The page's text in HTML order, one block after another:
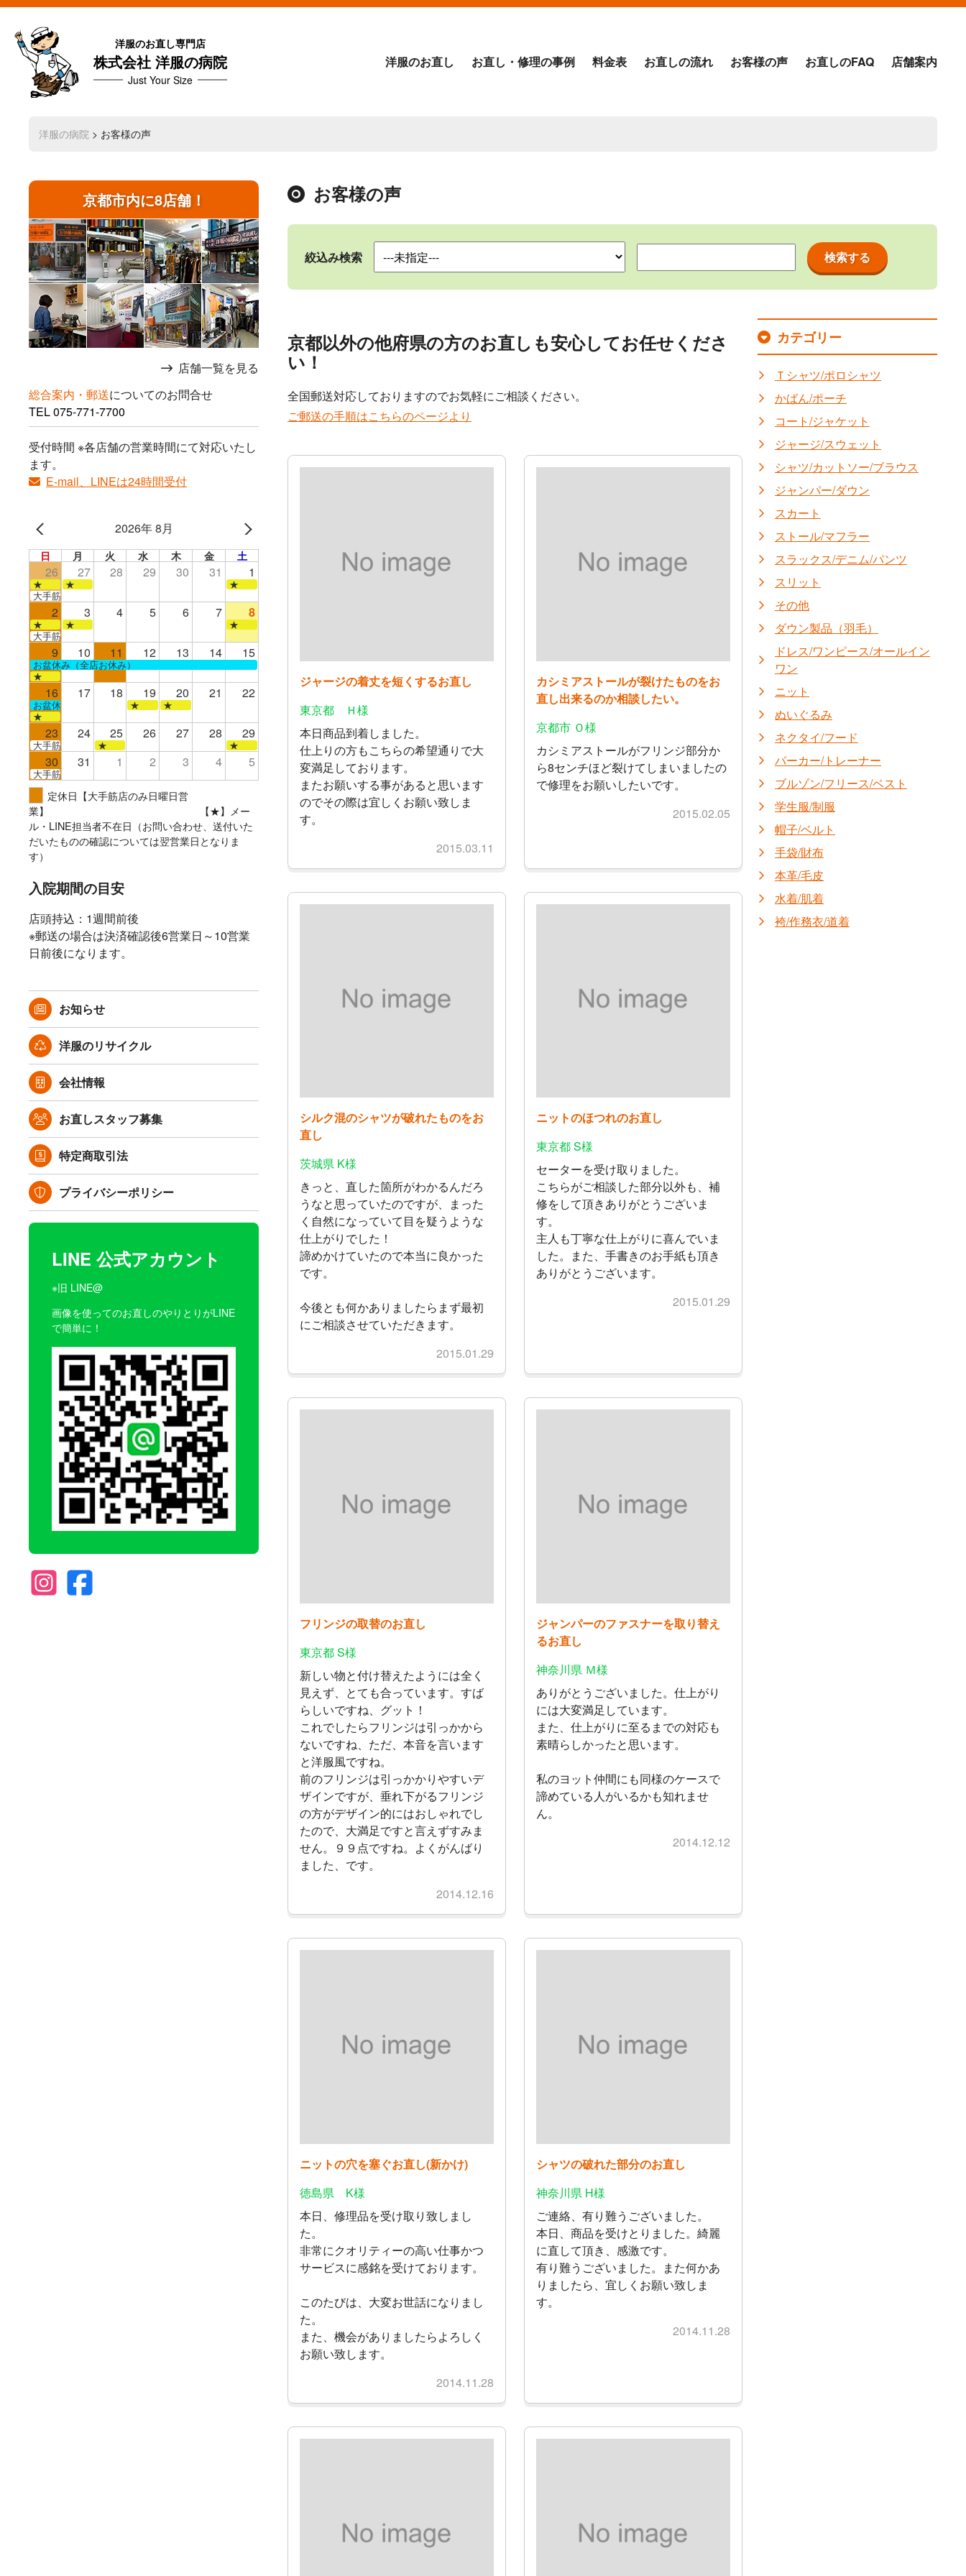
洋服のお直し専門店
株式会社 洋服の病院
Just Your Size
洋服のお直し お直し・修理の事例 料金表 お直しの流れ お客様の声 お直しのFAQ 店舗案内
洋服の病院 > お客様の声
京都市内に8店舗！
店舗一覧を見る
総合案内・郵送についてのお問合せ
TEL075-771-7700
受付時間 ※各店舗の営業時間にて対応いたし
ます。
E-mail、LINEは24時間受付
2026年 8月
日 月 火 水 木 金 土
26 27 28 29 30 31 1
★ ★
★
大手筋店のみ営業
2 3 4 5 6 7 8
★ ★
★
大手筋
9 10 11 12 13 14 15
お盆休み（全店お休み）
★
16 17 18 19 20 21 22
お盆休み（全店お休み）★
★
★
23 24 25 26 27 28 29
大手筋 ★ ★
30 31 1 2 3 4 5
大手筋
定休日【大手筋店のみ日曜日営
業】 【★】メー
ル・LINE担当者不在日（お問い合わせ、送付いた
だいたものの確認については翌営業日となりま
す）
入院期間の目安
店頭持込：1週間前後
※郵送の場合は決済確認後6営業日～10営業
日前後になります。
お知らせ
洋服のリサイクル
会社情報
お直しスタッフ募集
特定商取引法
プライバシーポリシー
LINE 公式アカウント
※旧 LINE@
画像を使ってのお直しのやりとりがLINE
で簡単に！
お客様の声
絞込み検索
京都以外の他府県の方のお直しも安心してお任せくださ
い！
全国郵送対応しておりますのでお気軽にご相談ください。
ご郵送の手順はこちらのページより
ジャージの着丈を短くするお直し
東京都 Ｈ様
本日商品到着しました。
仕上りの方もこちらの希望通りで大
変満足しております。
またお願いする事があると思います
のでその際は宜しくお願い致しま
す。
2015.03.11
カシミアストールが裂けたものをお
直し出来るのか相談したい。
京都市 Ｏ様
カシミアストールがフリンジ部分か
ら8センチほど裂けてしまいましたの
で修理をお願いしたいです。
2015.02.05
シルク混のシャツが破れたものをお
直し
茨城県 K様
きっと、直した箇所がわかるんだろ
うなと思っていたのですが、まった
く自然になっていて目を疑うような
仕上がりでした！
諦めかけていたので本当に良かった
です。
今後とも何かありましたらまず最初
にご相談させていただきます。
2015.01.29
ニットのほつれのお直し
東京都 S様
セーターを受け取りました。
こちらがご相談した部分以外も、補
修をして頂きありがとうございま
す。
主人も丁寧な仕上がりに喜んでいま
した。また、手書きのお手紙も頂き
ありがとうございます。
2015.01.29
フリンジの取替のお直し
東京都 S様
新しい物と付け替えたようには全く
見えず、とても合っています。すば
らしいですね、グット！
これでしたらフリンジは引っかから
ないですね、ただ、本音を言います
と洋服風ですね。
前のフリンジは引っかかりやすいデ
ザインですが、垂れ下がるフリンジ
の方がデザイン的にはおしゃれでし
たので、大満足ですと言えずすみま
せん。９９点ですね。よくがんばり
ました、です。
2014.12.16
ジャンパーのファスナーを取り替え
るお直し
神奈川県 Ｍ様
ありがとうございました。仕上がり
には大変満足しています。
また、仕上がりに至るまでの対応も
素晴らしかったと思います。
私のヨット仲間にも同様のケースで
諦めている人がいるかも知れませ
ん。
2014.12.12
ニットの穴を塞ぐお直し(新かけ)
徳島県 K様
本日、修理品を受け取り致しまし
た。
非常にクオリティーの高い仕事かつ
サービスに感銘を受けております。
このたびは、大変お世話になりまし
た。
また、機会がありましたらよろしく
お願い致します。
2014.11.28
シャツの破れた部分のお直し
神奈川県 H様
ご連絡、有り難うございました。
本日、商品を受けとりました。綺麗
に直して頂き、感激です。
有り難うございました。また何かあ
りましたら、宜しくお願い致しま
す。
2014.11.28
カテゴリー
Ｔシャツ/ポロシャツ
かばん/ポーチ
コート/ジャケット
ジャージ/スウェット
シャツ/カットソー/ブラウス
ジャンパー/ダウン
スカート
ストール/マフラー
スラックス/デニム/パンツ
スリット
その他
ダウン製品（羽毛）
ドレス/ワンピース/オールイン
ワン
ニット
ぬいぐるみ
ネクタイ/フード
パーカー/トレーナー
ブルゾン/フリース/ベスト
学生服/制服
帽子/ベルト
手袋/財布
本革/毛皮
水着/肌着
袴/作務衣/道着